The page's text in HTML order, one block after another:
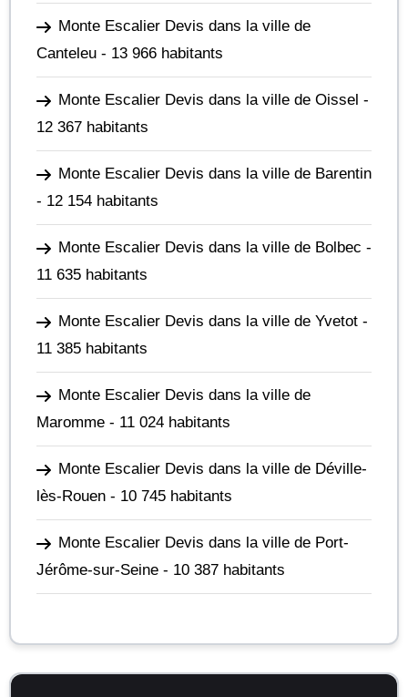
Monte Escalier Devis dans la ville de
Canteleu - 13 966 habitants
Monte Escalier Devis dans la ville de Oissel -
12 367 habitants
Monte Escalier Devis dans la ville de Barentin
- 12 154 habitants
Monte Escalier Devis dans la ville de Bolbec -
11 635 habitants
Monte Escalier Devis dans la ville de Yvetot -
11 385 habitants
Monte Escalier Devis dans la ville de
Maromme - 11 024 habitants
Monte Escalier Devis dans la ville de Déville-
lès-Rouen - 10 745 habitants
Monte Escalier Devis dans la ville de Port-
Jérôme-sur-Seine - 10 387 habitants